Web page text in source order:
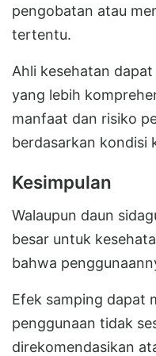
pengobatan atau
tertentu.
Ahli kesehatan
yang lebih
manfaat dan risiko
berdasarkan kondisi
Kesimpulan
Walaupun daun
besar untuk
bahwa
Efek samping dapat
penggunaan tidak
direkomendasikan